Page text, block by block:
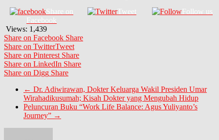
Share on
Facebook
Tweet Follow us
Views: 1,439
Share on Facebook Share
Share on TwitterTweet
Share on Pinterest Share
Share on LinkedIn Share
Share on Digg Share
← Dr. Adiwirawan, Dokter Keluarga Wakil Presiden Umar
Wirahadikusumah; Kisah Dokter yang Mengubah Hidup
Peluncuran Buku “Work Life Balance: Agus Yuliyanto’s
Journey” →